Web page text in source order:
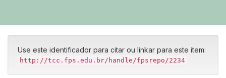
Use este identificador para citar ou linkar para este item:
http://tcc.fps.edu.br/handle/fpsrepo/2234